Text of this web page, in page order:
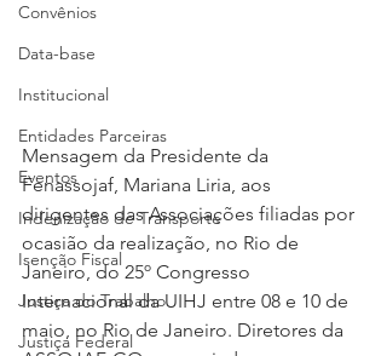
Convênios
Data-base
Institucional
Entidades Parceiras
Eventos
Indenização de Transporte
Isenção Fiscal
Justiça do Trabalho
Justiça Federal
Mensagem da Presidente da
Fenassojaf, Mariana Liria, aos
dirigentes das Associações filiadas por
ocasião da realização, no Rio de
Janeiro, do 25º Congresso
Internacional da UIHJ entre 08 e 10 de
maio, no Rio de Janeiro. Diretores da